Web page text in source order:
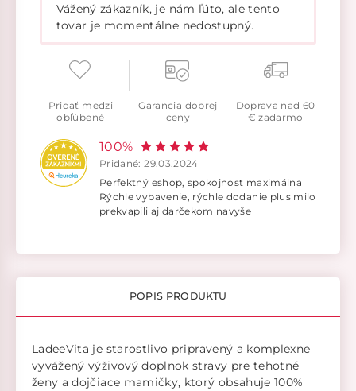
Vážený zákazník, je nám ľúto, ale tento
tovar je momentálne nedostupný.
Pridať medzi
obľúbené
Garancia dobrej
ceny
Doprava nad 60
€ zadarmo
100%
Pridané: 29.03.2024
Perfektný eshop, spokojnosť maximálna
Rýchle vybavenie, rýchle dodanie plus milo
prekvapili aj darčekom navyše
POPIS PRODUKTU
LadeeVita je starostlivo pripravený a komplexne
vyvážený výživový doplnok stravy pre tehotné
ženy a dojčiace mamičky, ktorý obsahuje 100%